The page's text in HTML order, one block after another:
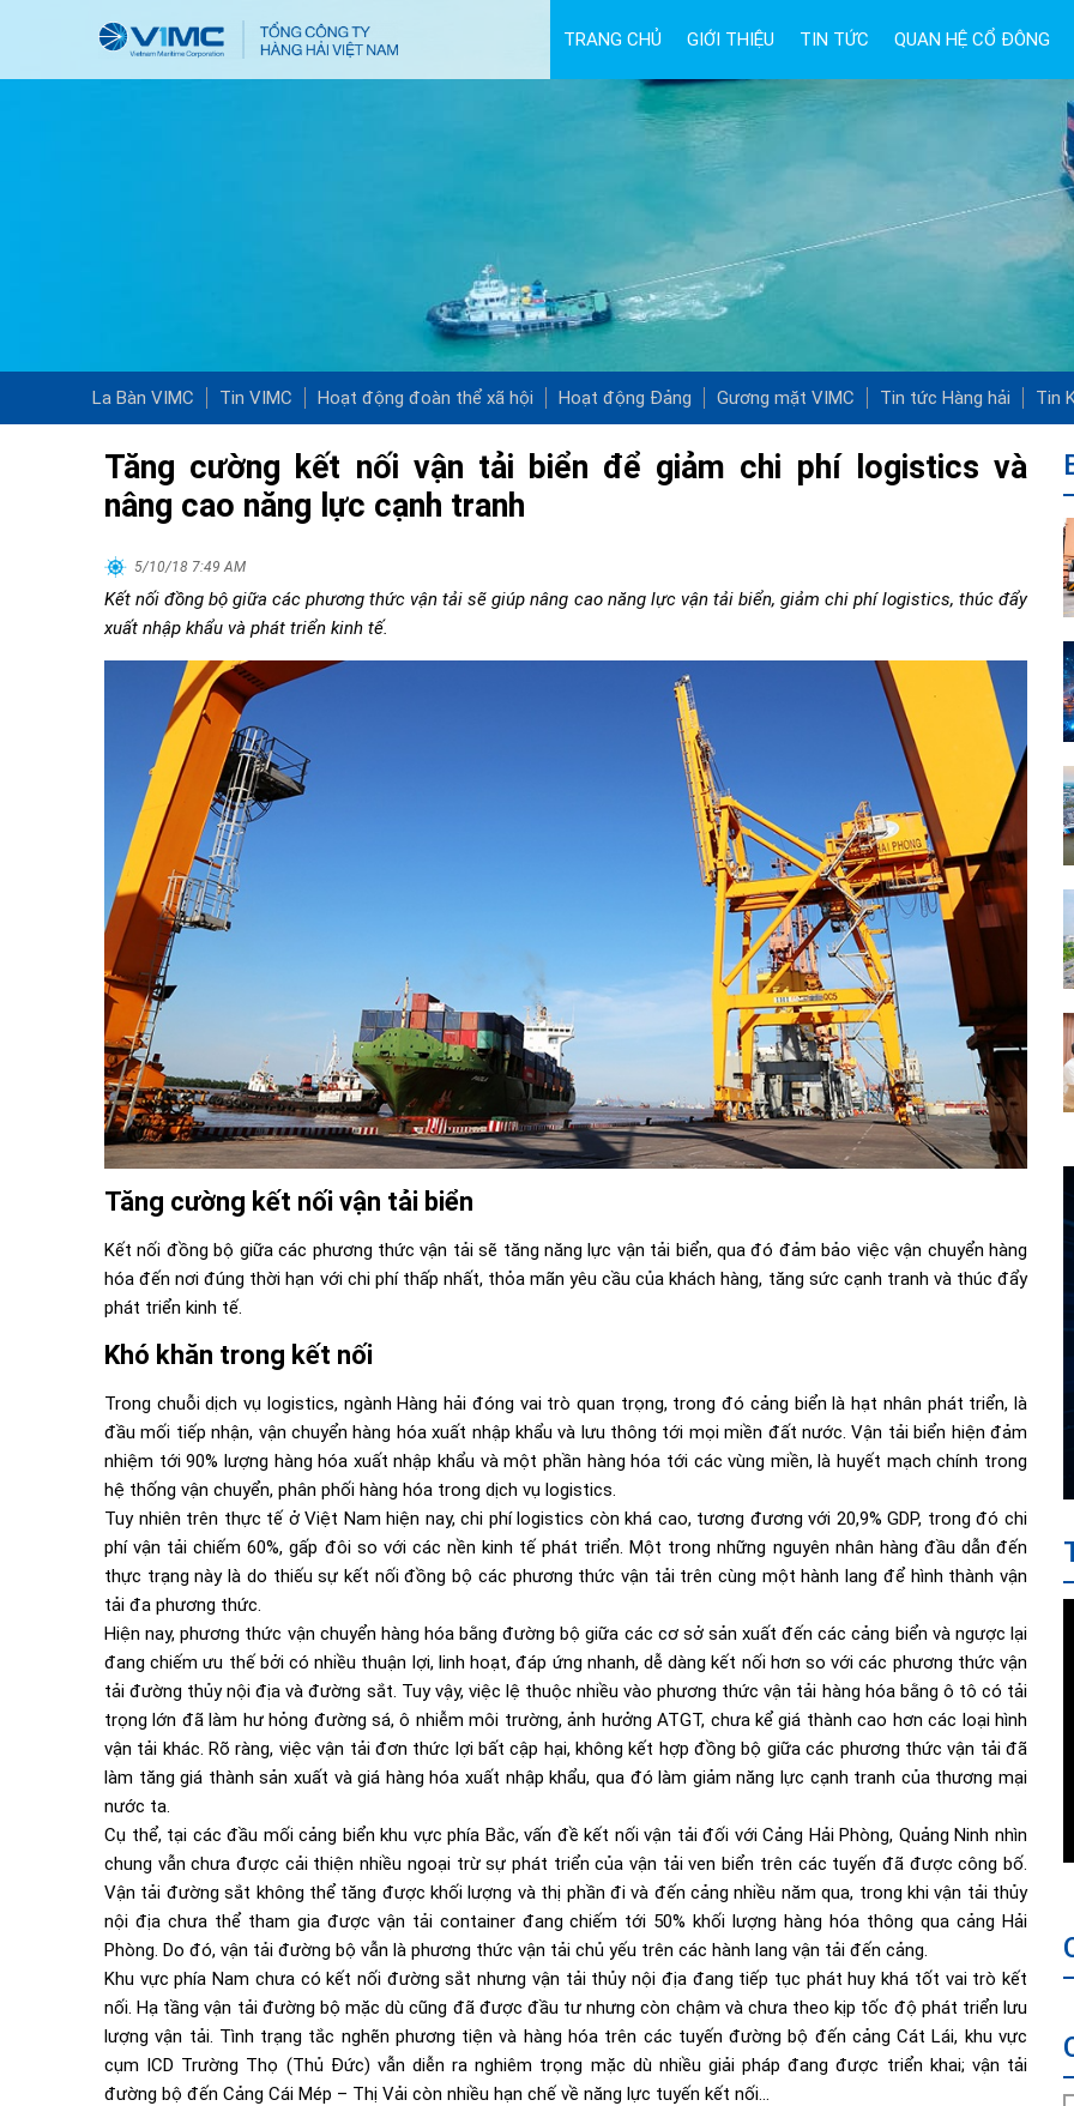
TRANG CHỦ GIỚI THIỆU TIN TỨC QUAN HỆ CỔ ĐÔNG
La Bàn VIMC Tin VIMC Hoạt động đoàn thể xã hội Hoạt động Đảng Gương mặt VIMC Tin tức Hàng hải Tin
Tăng cường kết nối vận tải biển để giảm chi phí logistics và
nâng cao năng lực cạnh tranh
5/10/18 7:49 AM
Kết nối đồng bộ giữa các phương thức vận tải sẽ giúp nâng cao năng lực vận tải biển, giảm chi phí logistics, thúc đẩy
xuất nhập khẩu và phát triển kinh tế.
Tăng cường kết nối vận tải biển
Kết nối đồng bộ giữa các phương thức vận tải sẽ tăng năng lực vận tải biển, qua đó đảm bảo việc vận chuyển hàng
hóa đến nơi đúng thời hạn với chi phí thấp nhất, thỏa mãn yêu cầu của khách hàng, tăng sức cạnh tranh và thúc đẩy
phát triển kinh tế.
Khó khăn trong kết nối
Trong chuỗi dịch vụ logistics, ngành Hàng hải đóng vai trò quan trọng, trong đó cảng biển là hạt nhân phát triển, là
đầu mối tiếp nhận, vận chuyển hàng hóa xuất nhập khẩu và lưu thông tới mọi miền đất nước. Vận tải biển hiện đảm
nhiệm tới 90% lượng hàng hóa xuất nhập khẩu và một phần hàng hóa tới các vùng miền, là huyết mạch chính trong
hệ thống vận chuyển, phân phối hàng hóa trong dịch vụ logistics.
Tuy nhiên trên thực tế ở Việt Nam hiện nay, chi phí logistics còn khá cao, tương đương với 20,9% GDP, trong đó chi
phí vận tải chiếm 60%, gấp đôi so với các nền kinh tế phát triển. Một trong những nguyên nhân hàng đầu dẫn đến
thực trạng này là do thiếu sự kết nối đồng bộ các phương thức vận tải trên cùng một hành lang để hình thành vận
tải đa phương thức.
Hiện nay, phương thức vận chuyển hàng hóa bằng đường bộ giữa các cơ sở sản xuất đến các cảng biển và ngược lại
đang chiếm ưu thế bởi có nhiều thuận lợi, linh hoạt, đáp ứng nhanh, dễ dàng kết nối hơn so với các phương thức vận
tải đường thủy nội địa và đường sắt. Tuy vậy, việc lệ thuộc nhiều vào phương thức vận tải hàng hóa bằng ô tô có tải
trọng lớn đã làm hư hỏng đường sá, ô nhiễm môi trường, ảnh hưởng ATGT, chưa kể giá thành cao hơn các loại hình
vận tải khác. Rõ ràng, việc vận tải đơn thức lợi bất cập hại, không kết hợp đồng bộ giữa các phương thức vận tải đã
làm tăng giá thành sản xuất và giá hàng hóa xuất nhập khẩu, qua đó làm giảm năng lực cạnh tranh của thương mại
nước ta.
Cụ thể, tại các đầu mối cảng biển khu vực phía Bắc, vấn đề kết nối vận tải đối vớiCảng Hải Phòng, Quảng Ninh nhìn
chung vẫn chưa được cải thiện nhiều ngoại trừ sự phát triển của vận tải ven biển trên các tuyến đã được công bố.
Vận tải đường sắt không thể tăng được khối lượng và thị phần đi và đến cảng nhiều năm qua, trong khi vận tải thủy
nội địa chưa thể tham gia được vận tải container đang chiếm tới 50% khối lượng hàng hóa thông qua cảng Hải
Phòng. Do đó, vận tải đường bộ vẫn là phương thức vận tải chủ yếu trên các hành lang vận tải đến cảng.
Khu vực phía Nam chưa có kết nối đường sắt nhưng vận tải thủy nội địa đang tiếp tục phát huy khá tốt vai trò kết
nối. Hạ tầng vận tải đường bộ mặc dù cũng đã được đầu tư nhưng còn chậm và chưa theo kịp tốc độ phát triển lưu
lượng vận tải. Tình trạng tắc nghẽn phương tiện và hàng hóa trên các tuyến đường bộ đến cảng Cát Lái, khu vực
cụm ICD Trường Thọ (Thủ Đức) vẫn diễn ra nghiêm trọng mặc dù nhiều giải pháp đang được triển khai; vận tải
đường bộ đến Cảng Cái Mép – Thị Vải còn nhiều hạn chế về năng lực tuyến kết nối…